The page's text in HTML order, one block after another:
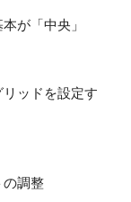
が「中央」
ッドを設定す
の調整